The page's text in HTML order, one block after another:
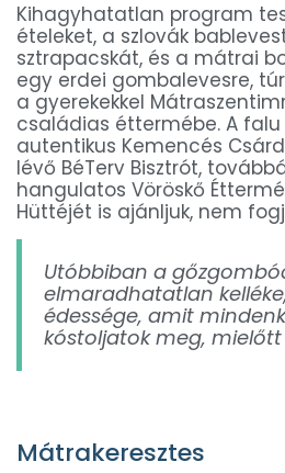
Kihagyhatatlan program
ételeket, a szlovák
sztrapacskát, és a mátrai
egy erdei gombalevesre,
a gyerekekkel
családias éttermébe. A
autentikus Kemencés
lévő BéTerv Bisztrót,
hangulatos Vöröskő
Hüttéjét is ajánljuk, nem
Utóbbiban a
elmaradhatatlan
édessége, amit
kóstoljatok meg,
Mátrakeresztes